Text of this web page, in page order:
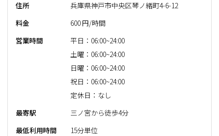
住所
兵庫県神戸市中央区琴ノ緒町4-6-12
料金
600 円/時間
営業時間
平日：06:00~24:00
土曜：06:00~24:00
日曜：06:00~24:00
祝日：06:00~24:00
定休日：なし
最寄駅
三ノ宮から徒歩4分
最低利用時間
15分単位